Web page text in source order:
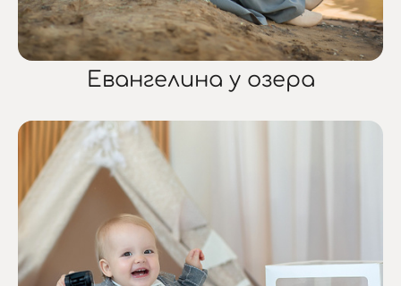
Евангелина у озера